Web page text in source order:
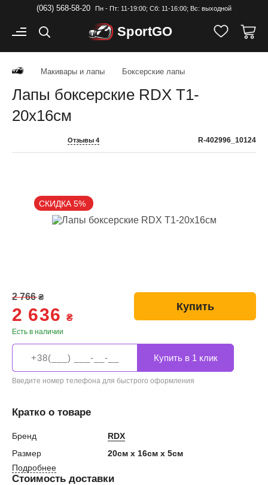
(063) 568-58-20 Пн - Пт: 11-19:00; Cб: 11-16:00; Вс: выходной
SportGO
Макивары и лапы Боксерские лапы
Лапы боксерские RDX T1-
20x16см
Отзывы 4 R-402996_10124
СКИДКА 5%
2 766₴
2 636₴
Есть в наличии
Купить
Введите номер телефона для быстрого оформления
Кратко о товаре
Бренд
RDX
Размер
20см x 16см x 5см
Подробнее
Стоимость доставки